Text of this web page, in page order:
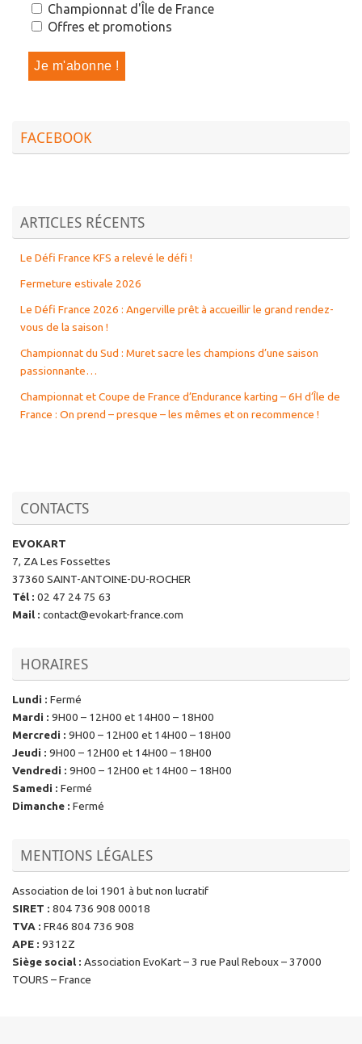
Championnat d'Île de France
Offres et promotions
FACEBOOK
ARTICLES RÉCENTS
Le Défi France KFS a relevé le défi !
Fermeture estivale 2026
Le Défi France 2026 : Angerville prêt à accueillir le grand rendez-
vous de la saison !
Championnat du Sud : Muret sacre les champions d’une saison
passionnante…
Championnat et Coupe de France d’Endurance karting – 6H d’Île de
France : On prend – presque – les mêmes et on recommence !
CONTACTS
EVOKART
7, ZA Les Fossettes
37360 SAINT-ANTOINE-DU-ROCHER
Tél : 02 47 24 75 63
Mail : contact@evokart-france.com
HORAIRES
Lundi : Fermé
Mardi : 9H00 – 12H00 et 14H00 – 18H00
Mercredi : 9H00 – 12H00 et 14H00 – 18H00
Jeudi : 9H00 – 12H00 et 14H00 – 18H00
Vendredi : 9H00 – 12H00 et 14H00 – 18H00
Samedi : Fermé
Dimanche : Fermé
MENTIONS LÉGALES
Association de loi 1901 à but non lucratif
SIRET : 804 736 908 00018
TVA : FR46 804 736 908
APE : 9312Z
Siège social : Association EvoKart – 3 rue Paul Reboux – 37000
TOURS – France